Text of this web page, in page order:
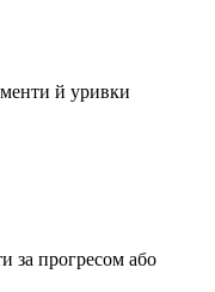
й уривки
за прогресом або